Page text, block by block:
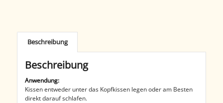
Beschreibung
Beschreibung
Anwendung:
Kissen entweder unter das Kopfkissen legen oder am Besten
direkt darauf schlafen.